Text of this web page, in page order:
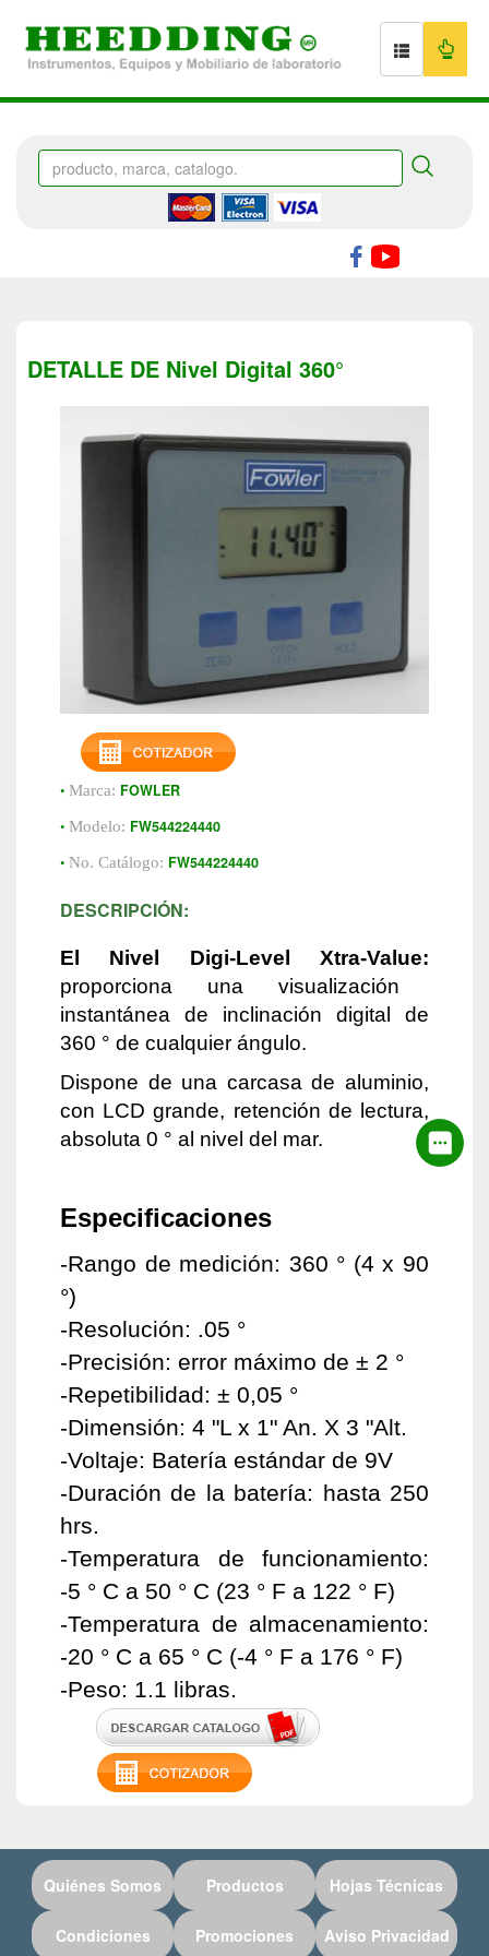
DETALLE DE Nivel Digital 360°
• Marca: FOWLER
• Modelo: FW544224440
• No. Catálogo: FW544224440
DESCRIPCIÓN:
El Nivel Digi-Level Xtra-Value:
proporciona una visualización
instantánea de inclinación digital de
360 ​​° de cualquier ángulo.
Dispone de una carcasa de aluminio,
con LCD grande, retención de lectura,
absoluta 0 ° al nivel del mar.
Especificaciones
-Rango de medición: 360 ° (4 x 90
°)
-Resolución: .05 °
-Precisión: error máximo de ± 2 °
-Repetibilidad: ± 0,05 °
-Dimensión: 4 "L x 1" An. X 3 "Alt.
-Voltaje: Batería estándar de 9V
-Duración de la batería: hasta 250
hrs.
-Temperatura de funcionamiento:
-5 ° C a 50 ° C (23 ° F a 122 ° F)
-Temperatura de almacenamiento:
-20 ° C a 65 ° C (-4 ° F a 176 ° F)
-Peso: 1.1 libras.
Quiénes Somos Productos Hojas Técnicas
Condiciones Promociones Aviso Privacidad